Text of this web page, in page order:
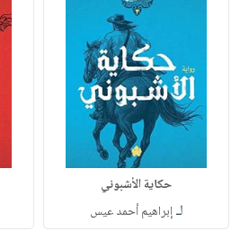
حكاية الأشبوني
لـإبراهيم أحمد عيس